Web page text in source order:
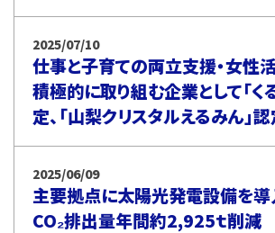
2025/07/10
仕事と子育ての両立支援・女性
積極的に取り組む企業として「く
定、「山梨クリスタルえるみん」
2025/06/09
主要拠点に太陽光発電設備を
CO₂排出量年間約2,925ｔ削減